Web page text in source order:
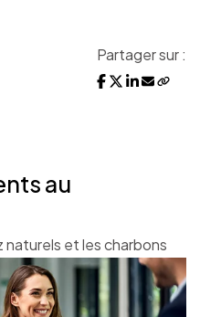
Partager sur :
au
naturels et les charbons